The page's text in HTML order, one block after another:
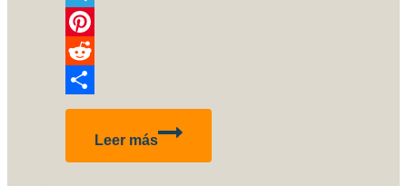
Link
Telegram
Pinterest
Reddit
Compartir
Leer más
Bell-